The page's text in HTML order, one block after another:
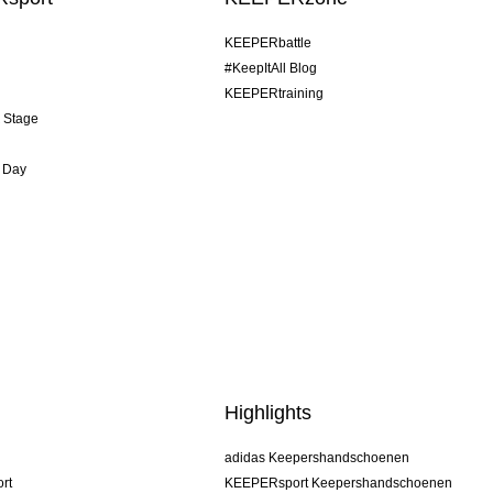
Stage
KEEPERbattle
#KeepItAll Blog
KEEPERtraining
Highlights
adidas Keepershandschoenen
KEEPERsport Keepershandschoenen